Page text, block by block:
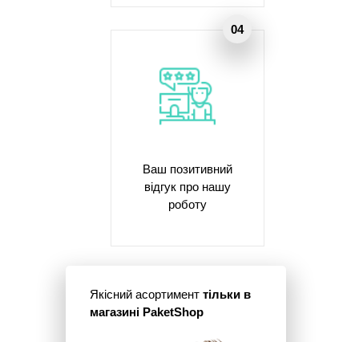
Ваш позитивний
відгук про нашу
роботу
Якісний асортимент тільки в
магазині PaketShop